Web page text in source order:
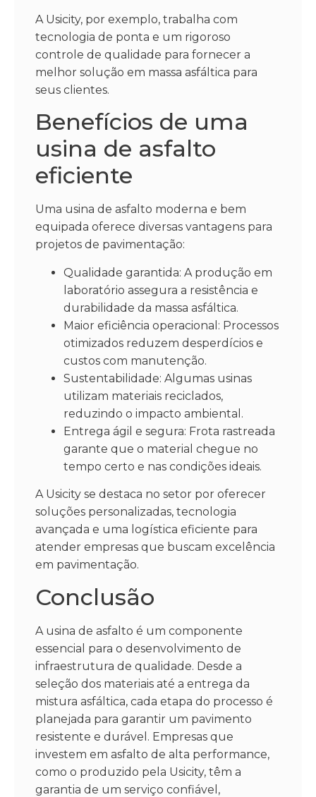
A Usicity, por exemplo, trabalha com
tecnologia de ponta e um rigoroso
controle de qualidade para fornecer a
melhor solução em massa asfáltica para
seus clientes.
Benefícios de uma
usina de asfalto
eficiente
Uma usina de asfalto moderna e bem
equipada oferece diversas vantagens para
projetos de pavimentação:
Qualidade garantida: A produção em
laboratório assegura a resistência e
durabilidade da massa asfáltica.
Maior eficiência operacional: Processos
otimizados reduzem desperdícios e
custos com manutenção.
Sustentabilidade: Algumas usinas
utilizam materiais reciclados,
reduzindo o impacto ambiental.
Entrega ágil e segura: Frota rastreada
garante que o material chegue no
tempo certo e nas condições ideais.
A Usicity se destaca no setor por oferecer
soluções personalizadas, tecnologia
avançada e uma logística eficiente para
atender empresas que buscam excelência
em pavimentação.
Conclusão
A usina de asfalto é um componente
essencial para o desenvolvimento de
infraestrutura de qualidade. Desde a
seleção dos materiais até a entrega da
mistura asfáltica, cada etapa do processo é
planejada para garantir um pavimento
resistente e durável. Empresas que
investem em asfalto de alta performance,
como o produzido pela Usicity, têm a
garantia de um serviço confiável,